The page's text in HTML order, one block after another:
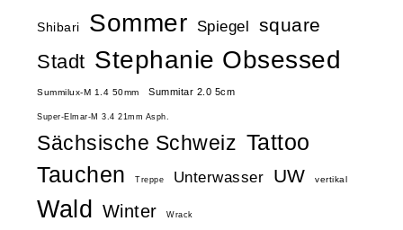
Shibari Sommer Spiegel square
Stadt Stephanie Obsessed
Summilux-M 1.4 50mm Summitar 2.0 5cm
Super-Elmar-M 3.4 21mm Asph.
Sächsische Schweiz Tattoo
Tauchen
Treppe Unterwasser UW vertikal
Wald Winter Wrack